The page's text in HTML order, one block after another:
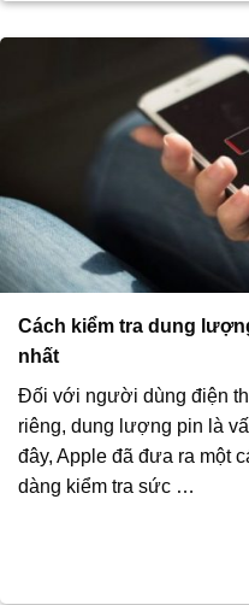
Cách kiểm tra dung
nhất
Đối với người dùng điện
riêng, dung lượng pin là
đây, Apple đã đưa ra một
dàng kiểm tra sức …